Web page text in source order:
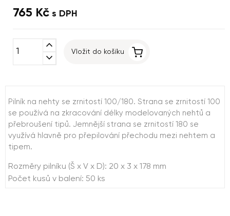
765 Kč s DPH
expand_less
expand_more
Vložit do košíku
Pilník na nehty se zrnitostí 100/180. Strana se zrnitostí 100
se používá na zkracování délky modelovaných nehtů a
přebroušení tipů. Jemnější strana se zrnitostí 180 se
využívá hlavně pro přepilování přechodu mezi nehtem a
tipem.
Rozměry pilníku (Š x V x D): 20 x 3 x 178 mm
Počet kusů v balení: 50 ks